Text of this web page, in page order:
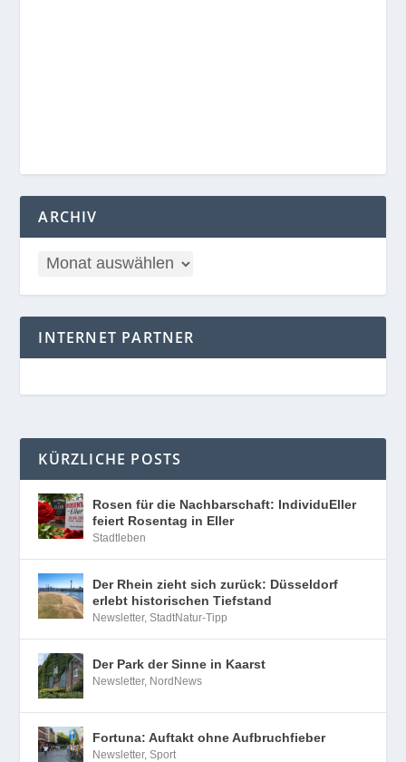
ARCHIV
INTERNET PARTNER
KÜRZLICHE POSTS
Rosen für die Nachbarschaft: IndividuEller
feiert Rosentag in Eller
Stadtleben
Der Rhein zieht sich zurück: Düsseldorf
erlebt historischen Tiefstand
Newsletter,StadtNatur-Tipp
Der Park der Sinne in Kaarst
Newsletter, NordNews
Fortuna: Auftakt ohne Aufbruchfieber
Newsletter,Sport